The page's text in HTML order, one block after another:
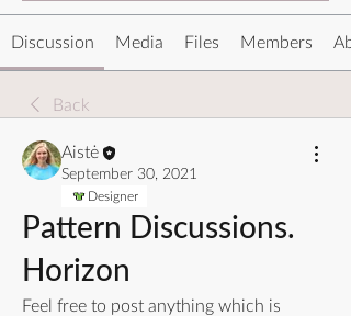
Discussion Media Files Members
Back
Aistė
September 30, 2021
Designer
Pattern Discussions.
Horizon
Feel free to post anything which is